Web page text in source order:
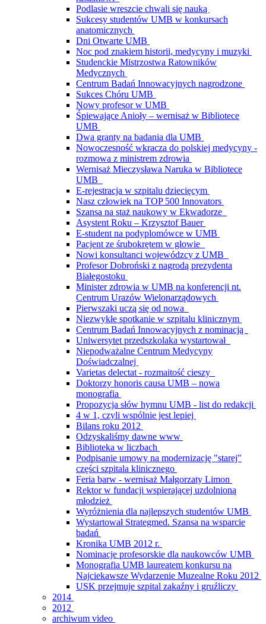
Podlasie wreszcie chwali się nauką
Sukcesy studentów UMB w konkursach
anatomicznych
Dni Otwarte UMB
Noc pod znakiem historii, medycyny i muzyki
Studenckie Mistrzostwa Ratowników
Medycznych
Centrum Badań Innowacyjnych nagrodzone
Sukces Chóru UMB
Nowy profesor w UMB
Śpiewające Anioły – wernisaż w Bibliotece
UMB
Dwa granty na badania dla UMB
Nowoczesność wkracza do polskiej medycyny -
rozmowa z ministrem zdrowia
Wernisaż Mieczysława Naruka w Bibliotece
UMB
E-rejestracja w szpitalu dziecięcym
Nasz człowiek na TOP 500 Innovators
Szansa na staż naukowy w Ekwadorze
Asystent Roku – Krzysztof Bauer
E-student na podyplomówce w UMB
Pacjent ze śrubokrętem w głowie
Nowi konsultanci wojewódzcy z UMB
Profesor Dobroński z nagrodą prezydenta
Białegostoku
Minister zdrowia w UMB na konferencji nt.
Centrum Urazów Wielonarządowych
Pierwszaki uczą się od nowa
Niezwykłe spotkanie w szpitalu klinicznym
Centrum Badań Innowacyjnych z nominacją
Uniwersytet przedszkolaka wystartował
Niepodważalne Centrum Medycyny
Doświadczalnej
Varietas delectat - rozmaitość cieszy
Doktorzy honoris causa UMB – nowa
monografia
Propozycja słów hymnu UMB - list do redakcji
4 w 1, czyli wspólnie jest lepiej
Bilans roku 2012
Odzyskaliśmy dawne www
Biblioteka w liczbach
Podpisanie umowy na modernizację "starej"
części szpitala klinicznego
Feria barw - wernisaż Małgorzaty Limon
Rektor w fundacji wspierającej uzdolnioną
młodzież
Wyróżnienia dla najlepszych studentów UMB
Wystartował Strategmed. Szansa na wsparcie
badań
Kronika UMB 2012 r.
Nominacje profesorskie dla naukowców UMB
Monografia UMB laureatem konkursu na
Najciekawsze Wydarzenie Muzealne Roku 2012
USK przejmuje szpital zakaźny i gruźliczy
2014
2012
archiwum video